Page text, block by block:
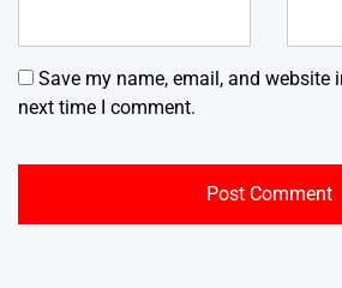
Save my name, email, and website
next time I comment.